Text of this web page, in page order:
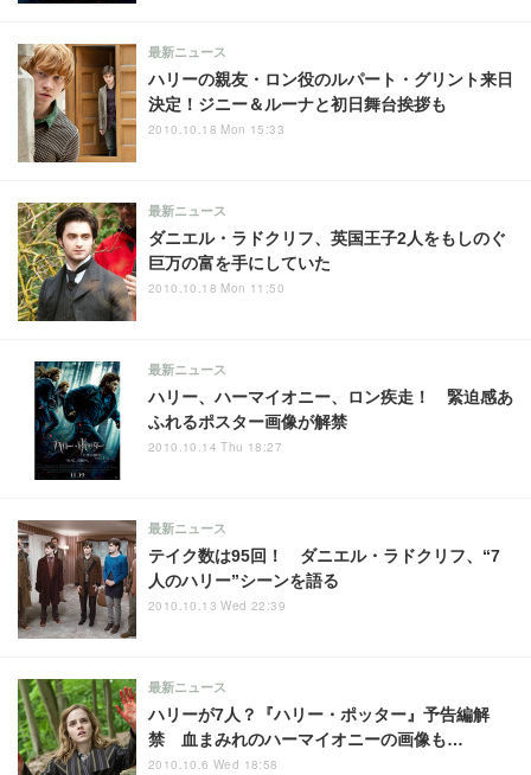
ハリーの親友・ロン役のルパート・グリント来日
決定！ジニー＆ルーナと初日舞台挨拶も
最新ニュース
2010.10.18 Mon 15:33
ダニエル・ラドクリフ、英国王子2人をもしのぐ
巨万の富を手にしていた
最新ニュース
2010.10.18 Mon 11:50
ハリー、ハーマイオニー、ロン疾走！ 緊迫感あ
ふれるポスター画像が解禁
最新ニュース
2010.10.14 Thu 18:27
テイク数は95回！ ダニエル・ラドクリフ、“7
人のハリー”シーンを語る
最新ニュース
2010.10.13 Wed 22:39
ハリーが7人？『ハリー・ポッター』予告編解
禁 血まみれのハーマイオニーの画像も…
最新ニュース
2010.10.6 Wed 18:58